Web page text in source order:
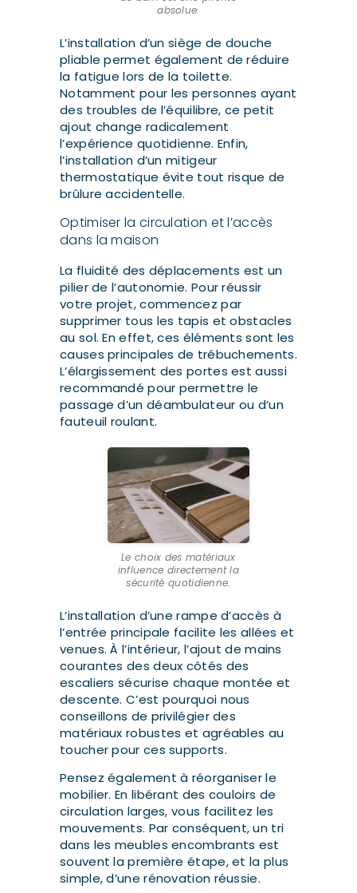
absolue.
L’installation d’un siège de douche
pliable permet également de réduire
la fatigue lors de la toilette.
Notamment pour les personnes ayant
des troubles de l’équilibre, ce petit
ajout change radicalement
l’expérience quotidienne. Enfin,
l’installation d’un mitigeur
thermostatique évite tout risque de
brûlure accidentelle.
Optimiser la circulation et l’accès
dans la maison
La fluidité des déplacements est un
pilier de l’autonomie. Pour réussir
votre projet, commencez par
supprimer tous les tapis et obstacles
au sol. En effet, ces éléments sont les
causes principales de trébuchements.
L’élargissement des portes est aussi
recommandé pour permettre le
passage d’un déambulateur ou d’un
fauteuil roulant.
Le choix des matériaux
influence directement la
sécurité quotidienne.
L’installation d’une rampe d’accès à
l’entrée principale facilite les allées et
venues. À l’intérieur, l’ajout de mains
courantes des deux côtés des
escaliers sécurise chaque montée et
descente. C’est pourquoi nous
conseillons de privilégier des
matériaux robustes et agréables au
toucher pour ces supports.
Pensez également à réorganiser le
mobilier. En libérant des couloirs de
circulation larges, vous facilitez les
mouvements. Par conséquent, un tri
dans les meubles encombrants est
souvent la première étape, et la plus
simple, d’une rénovation réussie.